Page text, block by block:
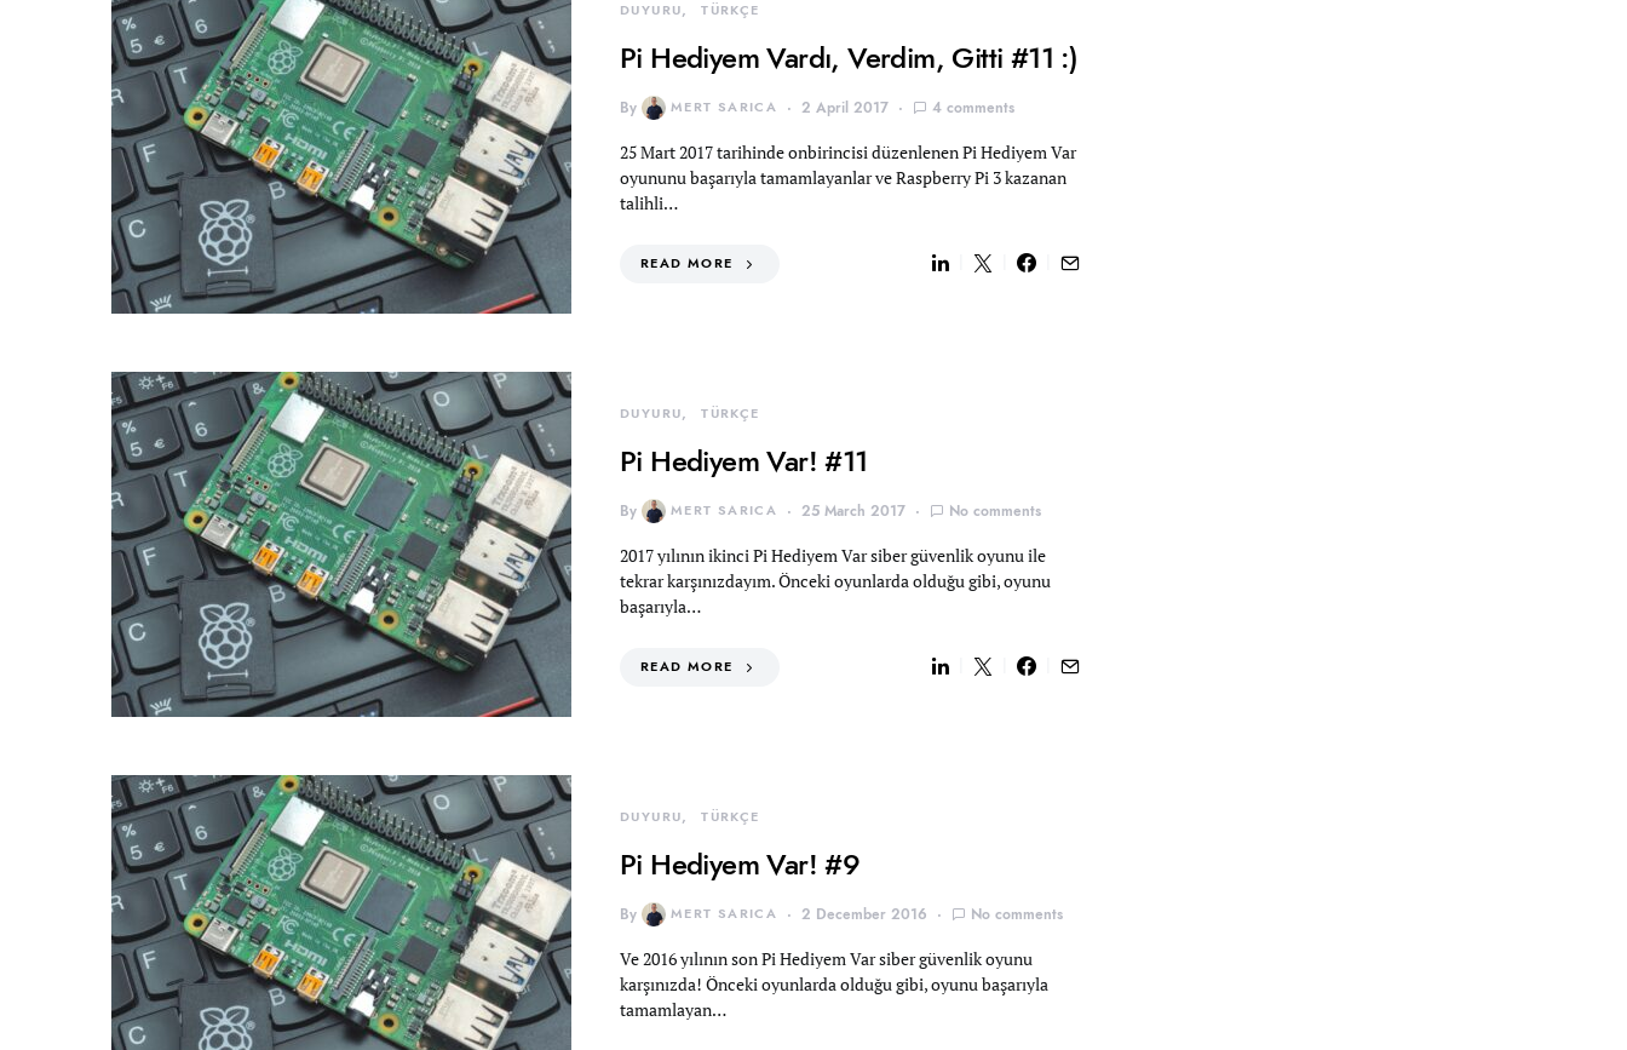
DUYURU TÜRKÇE
Pi Hediyem Vardı, Verdim, Gitti #11 :)
By MERT SARICA 2 April 2017 4 comments
25 Mart 2017 tarihinde onbirincisi düzenlenen Pi Hediyem Var
oyununu başarıyla tamamlayanlar ve Raspberry Pi 3 kazanan
talihli…
READ MORE
DUYURU TÜRKÇE
Pi Hediyem Var! #11
By MERT SARICA 25 March 2017 No comments
2017 yılının ikinci Pi Hediyem Var siber güvenlik oyunu ile
tekrar karşınızdayım. Önceki oyunlarda olduğu gibi, oyunu
başarıyla…
READ MORE
DUYURU TÜRKÇE
Pi Hediyem Var! #9
By MERT SARICA 2 December 2016 No comments
Ve 2016 yılının son Pi Hediyem Var siber güvenlik oyunu
karşınızda! Önceki oyunlarda olduğu gibi, oyunu başarıyla
tamamlayan…